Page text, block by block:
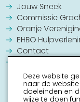
Jouw Sneek
Commissie
Oranje
EHBO
Contact
Deze website
naar de
doeleinden en
wijze te doen